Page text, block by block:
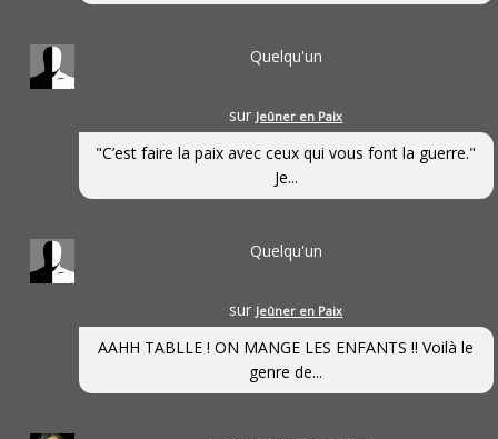
Quelqu'un
sur Jeûner en Paix
"C’est faire la paix avec ceux qui vous font la guerre."
Je...
Quelqu'un
sur Jeûner en Paix
AAHH TABLLE ! ON MANGE LES ENFANTS !! Voilà le
genre de...